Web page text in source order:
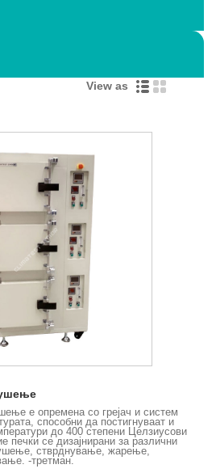
View as
е опремена со грејач и систем
способни да постигнуваат и
до 400 степени Целзиусови
печки се дизајнирани за различни
стврднување, жарење,
-третман.